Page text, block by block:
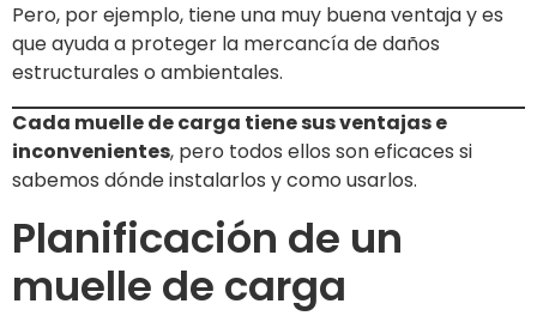
Pero, por ejemplo, tiene una muy buena ventaja y es
que ayuda a proteger la mercancía de daños
estructurales o ambientales.
Cada muelle de carga tiene sus ventajas e
inconvenientes, pero todos ellos son eficaces si
sabemos dónde instalarlos y como usarlos.
Planificación de un
muelle de carga